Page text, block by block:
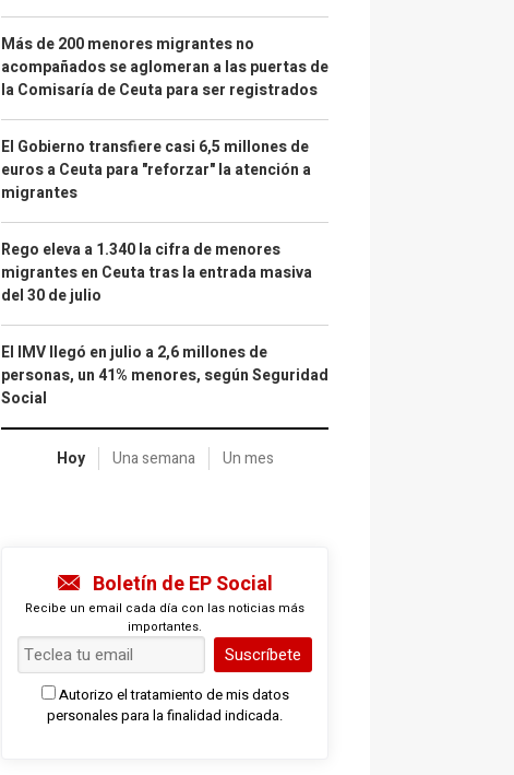
Más de 200 menores migrantes no
acompañados se aglomeran a las puertas de
la Comisaría de Ceuta para ser registrados
El Gobierno transfiere casi 6,5 millones de
euros a Ceuta para "reforzar" la atención a
migrantes
Rego eleva a 1.340 la cifra de menores
migrantes en Ceuta tras la entrada masiva
del 30 de julio
El IMV llegó en julio a 2,6 millones de
personas, un 41% menores, según Seguridad
Social
Hoy Una semana Un mes
Boletín de EP Social
Recibe un email cada día con las noticias más
importantes.
Suscríbete
Autorizo el tratamiento de mis datos
personales para la finalidad indicada.